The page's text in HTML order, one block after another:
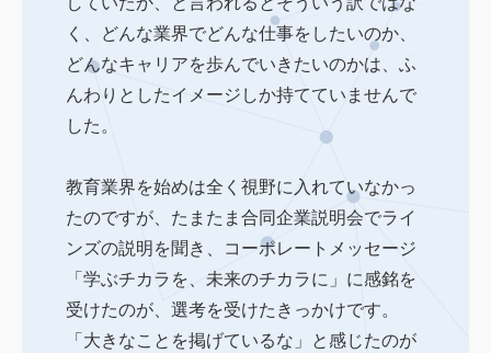
く、どんな業界でどんな仕事をしたいのか、
どんなキャリアを歩んでいきたいのかは、ふ
んわりとしたイメージしか持てていませんで
した。
教育業界を始めは全く視野に入れていなかっ
たのですが、たまたま合同企業説明会でライ
ンズの説明を聞き、コーポレートメッセージ
「学ぶチカラを、未来のチカラに」に感銘を
受けたのが、選考を受けたきっかけです。
「大きなことを掲げているな」と感じたのが